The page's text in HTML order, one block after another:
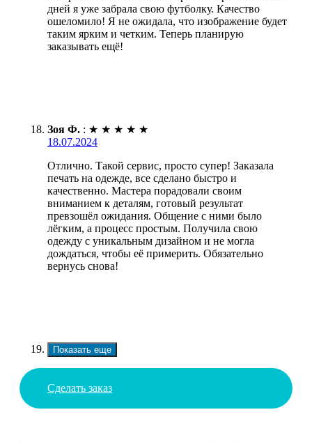
дней я уже забрала свою футболку. Качество
ошеломило! Я не ожидала, что изображение будет
таким ярким и четким. Теперь планирую
заказывать ещё!
Зоя Ф. : ★ ★ ★ ★ ★
18.07.2024
Отлично. Такой сервис, просто супер! Заказала
печать на одежде, все сделано быстро и
качественно. Мастера порадовали своим
вниманием к деталям, готовый результат
превзошёл ожидания. Общение с ними было
лёгким, а процесс простым. Получила свою
одежду с уникальным дизайном и не могла
дождаться, чтобы её примерить. Обязательно
вернусь снова!
Показать еще
Сделать заказ